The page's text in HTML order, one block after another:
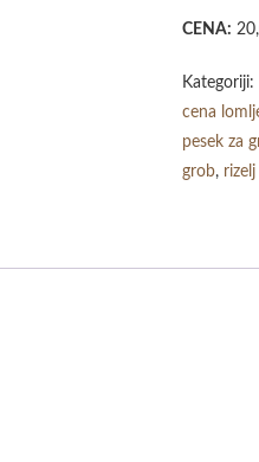
CENA:
Kategoriji:
cena
pesek za
grob, rizelj